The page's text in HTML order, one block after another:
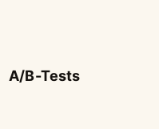
A/B-Tests